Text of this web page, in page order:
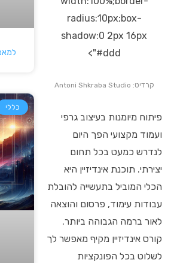
radius:10px;box-
shadow:0 2px 16px
#ddd">
קרדיט: Antoni Shkraba Studio
פיתוח מיומנות בעיצוב גרפי
ועמוד מקצועי הפך היום
לנדרש כמעט בכל תחום
יצירתי. תוכנת אינדיזיין היא
הכלי המוביל בתעשייה להובלת
עבודות עימוד, פרסום והוצאה
לאור ברמה הגבוהה ביותר.
קורס אינדיזיין מקיף מאפשר לך
לשלוט בכל הפונקציות
כללי